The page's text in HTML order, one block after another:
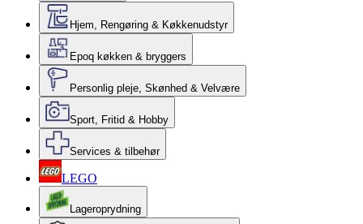
Hjem, Rengøring & Køkkenudstyr
Epoq køkken & bryggers
Personlig pleje, Skønhed & Velvære
Sport, Fritid & Hobby
Services & tilbehør
LEGO
Lageroprydning